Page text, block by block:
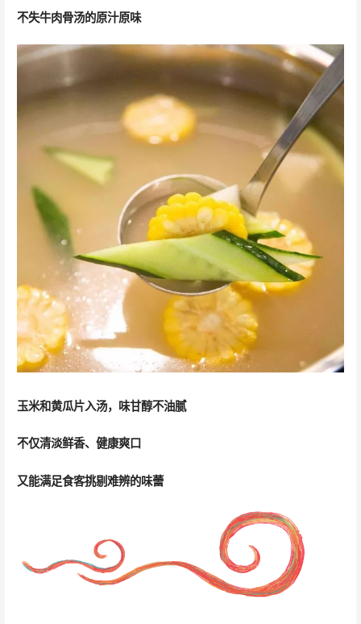
不失牛肉骨汤的原汁原味
玉米和黄瓜片入汤，味甘醇不油腻
不仅清淡鲜香、健康爽口
又能满足食客挑剔难辨的味蕾